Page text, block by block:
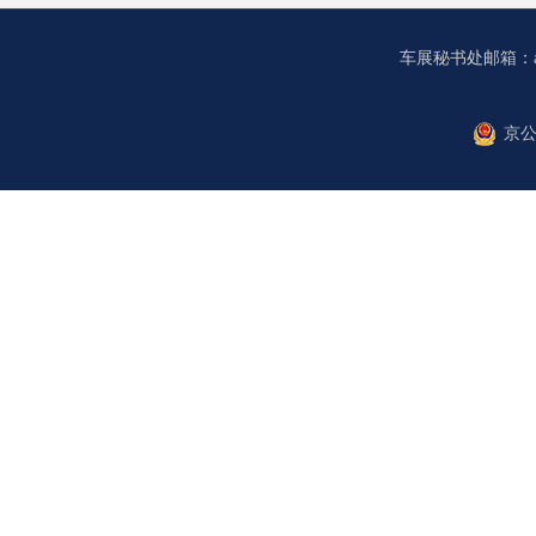
京
车展秘书处邮箱：